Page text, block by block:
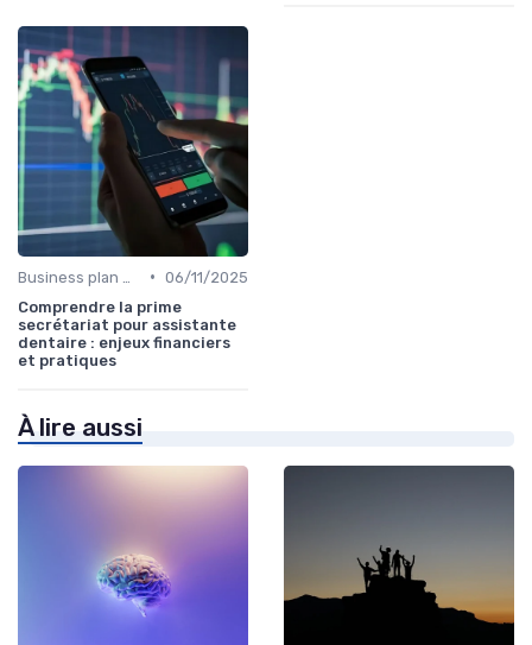
• 06/11/2025
Comprendre la prime
secrétariat pour assistante
dentaire : enjeux financiers
et pratiques
À lire aussi